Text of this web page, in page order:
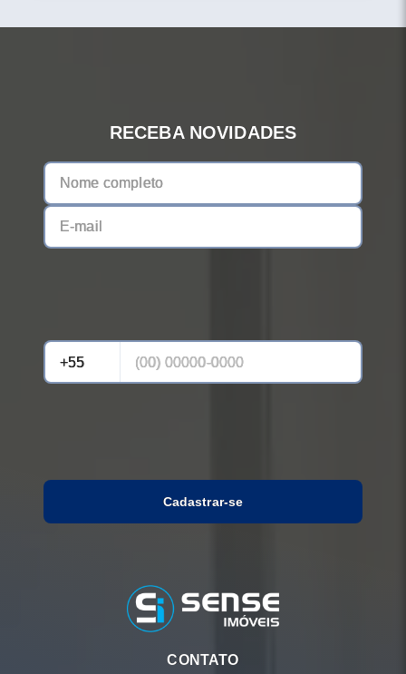
RECEBA NOVIDADES
Cadastrar-se
CONTATO